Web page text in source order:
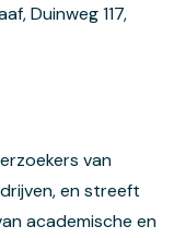
Duinweg 117,
van
en streeft
academische en